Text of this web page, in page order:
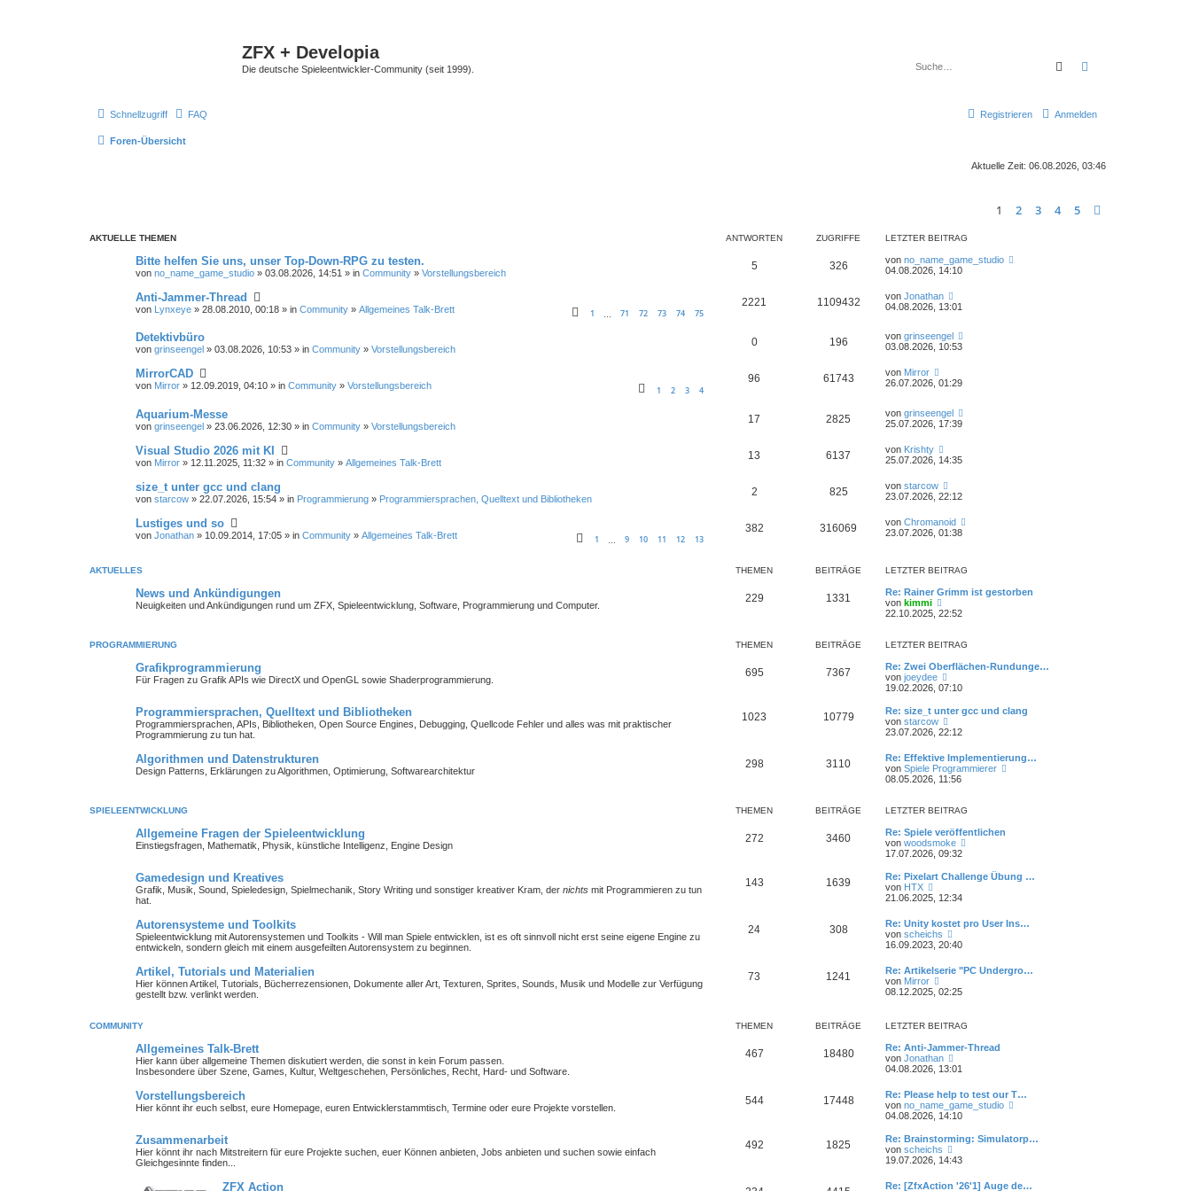
ZFX + Developia
Die deutsche Spieleentwickler-Community (seit 1999). Suche
Schnellzugriff FAQ Anmelden
Registrieren
Foren-Übersicht
Aktuelle Zeit: 06.08.2026, 03:46
1 2 3 4 5
AKTUELLE THEMEN ANTWORTEN ZUGRIFFE LETZTER BEITRAG
Bitte helfen Sie uns, unser Top-Down-RPG zu testen.
von no_name_game_studio » 03.08.2026, 14:51 » in Community » Vorstellungsbereich
5 326 von no_name_game_studio
04.08.2026, 14:10
Anti-Jammer-Thread
1 71 72 73 74 75
von Lynxeye » 28.08.2010, 00:18 » in Community » Allgemeines Talk-Brett
2221 1109432 von Jonathan
04.08.2026, 13:01
Detektivbüro
von grinseengel » 03.08.2026, 10:53 » in Community » Vorstellungsbereich
0 196 von grinseengel
03.08.2026, 10:53
MirrorCAD
1 2 3 4
von Mirror » 12.09.2019, 04:10 » in Community » Vorstellungsbereich
96 61743 von Mirror
26.07.2026, 01:29
Aquarium-Messe
von grinseengel » 23.06.2026, 12:30 » in Community » Vorstellungsbereich
17 2825 von grinseengel
25.07.2026, 17:39
Visual Studio 2026 mit KI
von Mirror » 12.11.2025, 11:32 » in Community » Allgemeines Talk-Brett
13 6137 von Krishty
25.07.2026, 14:35
size_t unter gcc und clang
von starcow » 22.07.2026, 15:54 » in Programmierung » Programmiersprachen, Quelltext und Bibliotheken
2 825 von starcow
23.07.2026, 22:12
Lustiges und so
1 9 10 11 12 13
von Jonathan » 10.09.2014, 17:05 » in Community » Allgemeines Talk-Brett
382 316069 von Chromanoid
23.07.2026, 01:38
AKTUELLES THEMEN BEITRÄGE LETZTER BEITRAG
News und Ankündigungen
Neuigkeiten und Ankündigungen rund um ZFX, Spieleentwicklung, Software, Programmierung und Computer.
229 1331
Re: Rainer Grimm ist gestorben
von kimmi
e
s
e
r
B
i
t
r
22.10.2025, 22:52
PROGRAMMIERUNG THEMEN BEITRÄGE LETZTER BEITRAG
Grafikprogrammierung
Für Fragen zu Grafik APIs wie DirectX und OpenGL sowie Shaderprogrammierung.
695 7367
Re: Zwei Oberflächen-Rundunge…
von joeydee
e
e
t
B
e
i
a
19.02.2026, 07:10
Programmiersprachen, Quelltext und Bibliotheken
Programmiersprachen, APIs, Bibliotheken, Open Source Engines, Debugging, Quellcode Fehler und alles was mit praktischer
Programmierung zu tun hat.
1023 10779
Re: size_t unter gcc und clang
von starcow
e
s
t
e
B
e
i
t
r
a
23.07.2026, 22:12
Algorithmen und Datenstrukturen
Design Patterns, Erklärungen zu Algorithmen, Optimierung, Softwarearchitektur
298 3110
Re: Effektive Implementierung…
von Spiele Programmierer
i
08.05.2026, 11:56
SPIELEENTWICKLUNG THEMEN BEITRÄGE LETZTER BEITRAG
Allgemeine Fragen der Spieleentwicklung
Einstiegsfragen, Mathematik, Physik, künstliche Intelligenz, Engine Design
272 3460
Re: Spiele veröffentlichen
von woodsmoke
e
B
r
17.07.2026, 09:32
Gamedesign und Kreatives
Grafik, Musik, Sound, Spieledesign, Spielmechanik, Story Writing und sonstiger kreativer Kram, der nichts mit Programmieren zu tun
hat.
143 1639
Re: Pixelart Challenge Übung …
von HTX
e
s
t
e
B
e
a
21.06.2025, 12:34
Autorensysteme und Toolkits
Spieleentwicklung mit Autorensystemen und Toolkits - Will man Spiele entwicklen, ist es oft sinnvoll nicht erst seine eigene Engine zu
entwickeln, sondern gleich mit einem ausgefeilten Autorensystem zu beginnen.
24 308
Re: Unity kostet pro User Ins…
von scheichs
e
e
s
t
e
e
t
a
16.09.2023, 20:40
Artikel, Tutorials und Materialien
Hier können Artikel, Tutorials, Bücherrezensionen, Dokumente aller Art, Texturen, Sprites, Sounds, Musik und Modelle zur Verfügung
gestellt bzw. verlinkt werden.
73 1241
Re: Artikelserie "PC Undergro…
von Mirror
e
s
e
r
B
t
r
a
08.12.2025, 02:25
COMMUNITY THEMEN BEITRÄGE LETZTER BEITRAG
Allgemeines Talk-Brett
Hier kann über allgemeine Themen diskutiert werden, die sonst in kein Forum passen.
Insbesondere über Szene, Games, Kultur, Weltgeschehen, Persönliches, Recht, Hard- und Software.
467 18480
Re: Anti-Jammer-Thread
von Jonathan
e
e
s
t
e
B
i
r
04.08.2026, 13:01
Vorstellungsbereich
Hier könnt ihr euch selbst, eure Homepage, euren Entwicklerstammtisch, Termine oder eure Projekte vorstellen.
544 17448
Re: Please help to test our T…
von no_name_game_studio
e
04.08.2026, 14:10
Zusammenarbeit
Hier könnt ihr nach Mitstreitern für eure Projekte suchen, euer Können anbieten, Jobs anbieten und suchen sowie einfach
Gleichgesinnte finden...
492 1825
Re: Brainstorming: Simulatorp…
von scheichs
e
e
19.07.2026, 14:43
ZFX Action
Re: [ZfxAction '26'1] Auge de…